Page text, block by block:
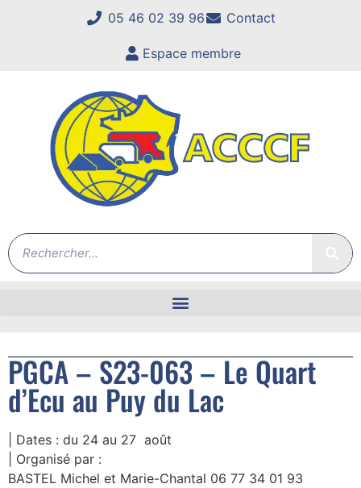
05 46 02 39 96 Contact
Espace membre
PGCA – S23-063 – Le Quart
d’Ecu au Puy du Lac
| Dates : du 24 au 27 août
| Organisé par :
BASTEL Michel et Marie-Chantal 06 77 34 01 93